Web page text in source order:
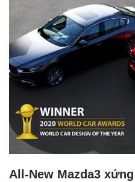
All-New Mazda3